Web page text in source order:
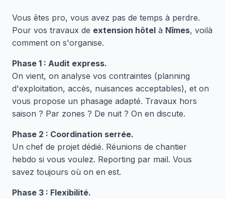
Vous êtes pro, vous avez pas de temps à perdre.
Pour vos travaux de extension hôtel à Nîmes, voilà
comment on s'organise.
Phase 1 : Audit express.
On vient, on analyse vos contraintes (planning
d'exploitation, accès, nuisances acceptables), et on
vous propose un phasage adapté. Travaux hors
saison ? Par zones ? De nuit ? On en discute.
Phase 2 : Coordination serrée.
Un chef de projet dédié. Réunions de chantier
hebdo si vous voulez. Reporting par mail. Vous
savez toujours où on en est.
Phase 3 : Flexibilité.